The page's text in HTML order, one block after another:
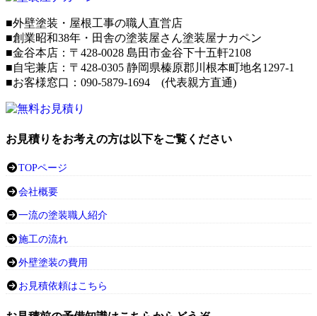
■外壁塗装・屋根工事の職人直営店
■創業昭和38年・田舎の塗装屋さん塗装屋ナカペン
■金谷本店：〒428-0028 島田市金谷下十五軒2108
■自宅兼店： 〒428-0305 静岡県榛原郡川根本町地名1297-1
■お客様窓口：090-5879-1694 (代表親方直通)
お見積りをお考えの方は以下をご覧ください
TOPページ
会社概要
一流の塗装職人紹介
施工の流れ
外壁塗装の費用
お見積依頼はこちら